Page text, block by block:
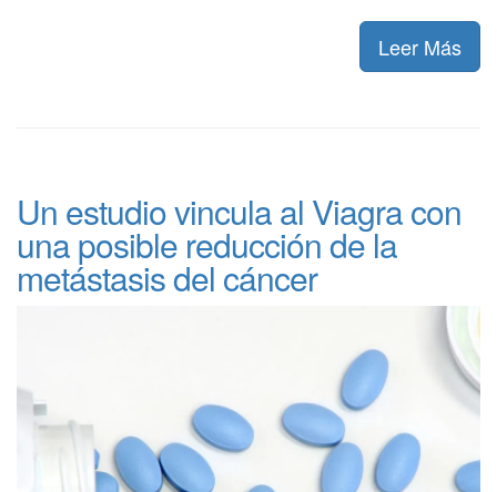
Leer Más
Un estudio vincula al Viagra con
una posible reducción de la
metástasis del cáncer